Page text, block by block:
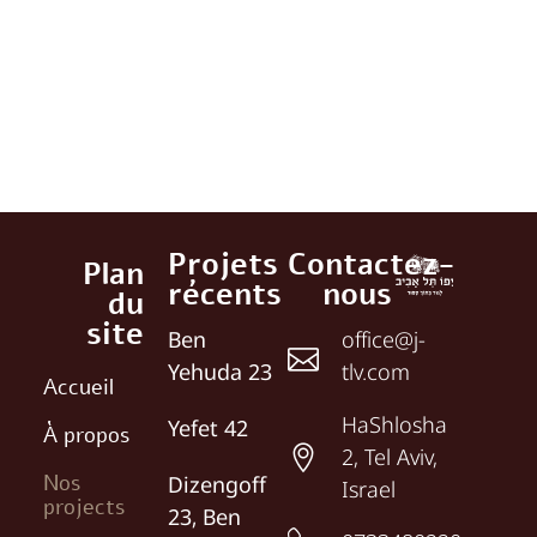
Plan
du
site
Accueil
À propos
Nos
projects
Projets
récents
Ben
Yehuda 23
Yefet 42
Dizengoff
23, Ben
Contactez-
nous
office@j-
tlv.com
HaShlosha
2, Tel Aviv,
Israel